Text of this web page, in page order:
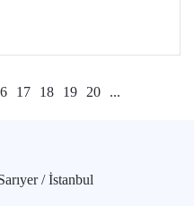
17 18 19 20 ...
/ İstanbul